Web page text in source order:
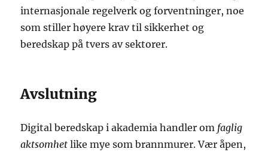
internasjonale regelverk og forventninger, noe
som stiller høyere krav til sikkerhet og
beredskap på tvers av sektorer.
Avslutning
Digital beredskap i akademia handler om faglig
aktsomhet like mye som brannmurer. Vær åpen,